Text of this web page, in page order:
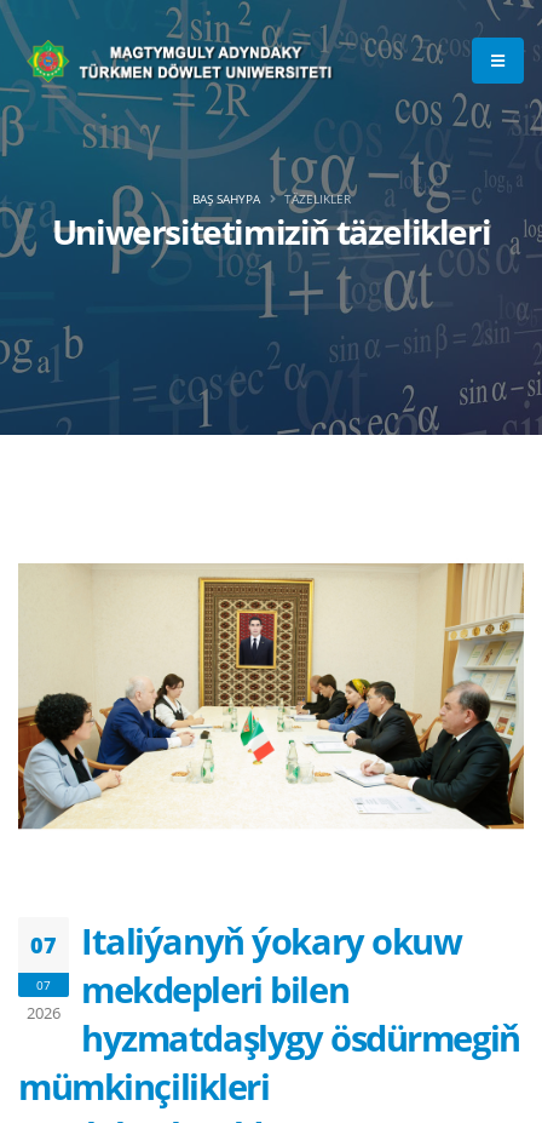
Uniwersitetimiziň täzelikleri
BAŞ SAHYPA TÄZELIKLER
07
07
2026
Italiýanyň ýokary okuw
mekdepleri bilen
hyzmatdaşlygy ösdürmegiň
mümkinçilikleri